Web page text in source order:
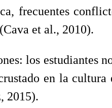
frecuentes
et al., 2010).
los estudiantes
en la cultura
2015).